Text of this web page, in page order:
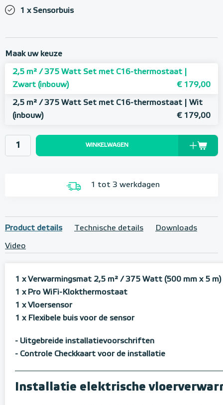
1 x Sensorbuis
Maak uw keuze
2,5 m² / 375 Watt Set met C16-thermostaat |
Zwart (inbouw)
€ 179,00
2,5 m² / 375 Watt Set met C16-thermostaat | Wit
(inbouw)
€ 179,00
WINKELWAGEN
1 tot 3 werkdagen
Product details Technische details Downloads
Video
1 x Verwarmingsmat 2,5 m² / 375 Watt (500 mm x 5 m)
1 x Pro WiFi-Klokthermostaat
1 x Vloersensor
1 x Flexibele buis voor de sensor
- Uitgebreide installatievoorschriften
- Controle Checkkaart voor de installatie
Installatie elektrische